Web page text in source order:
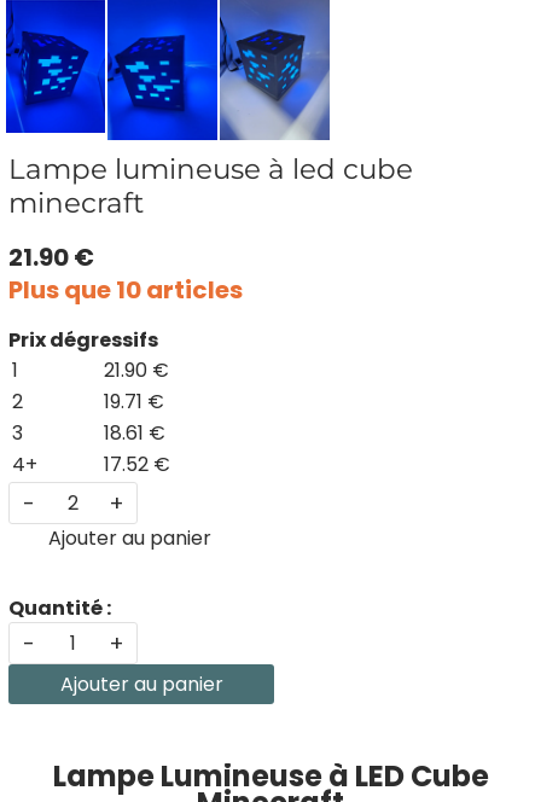
Lampe lumineuse à led cube
minecraft
21.90 €
Plus que 10 articles
Prix dégressifs
1
21.90 €
2
19.71 €
3
18.61 €
4+
17.52 €
- +
Ajouter au panier
Quantité :
- +
Ajouter au panier
Lampe Lumineuse à LED Cube